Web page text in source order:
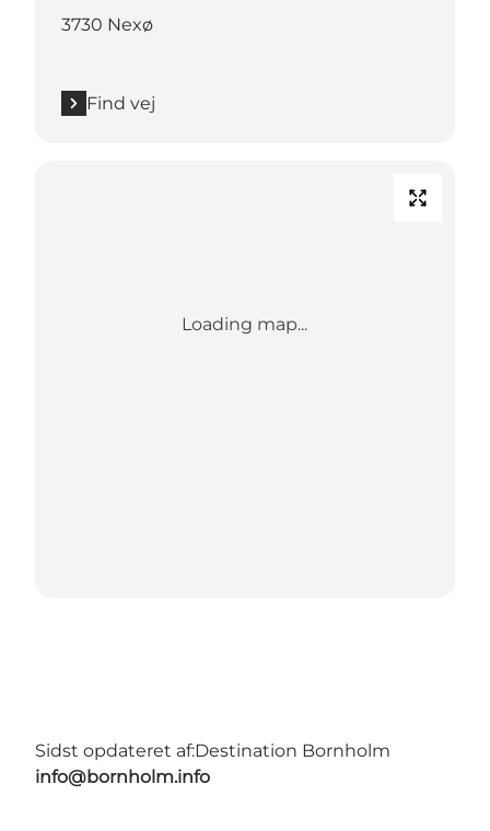
3730 Nexø
Find vej
Loading map...
Sidst opdateret af:Destination Bornholm
info@bornholm.info